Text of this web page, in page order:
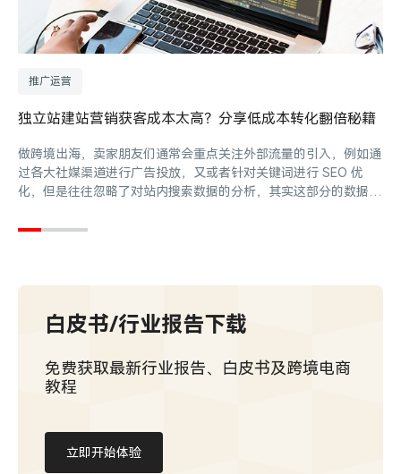
推广运营
独立站建站营销获客成本太高？分享低成本转化翻倍秘籍
做跨境出海，卖家朋友们通常会重点关注外部流量的引入，例如通
过各大社媒渠道进行广告投放，又或者针对关键词进行 SEO 优
化，但是往往忽略了对站内搜索数据的分析，其实这部分的数据追
白皮书/行业报告下载
免费获取最新行业报告、白皮书及跨境电商
教程
立即开始体验